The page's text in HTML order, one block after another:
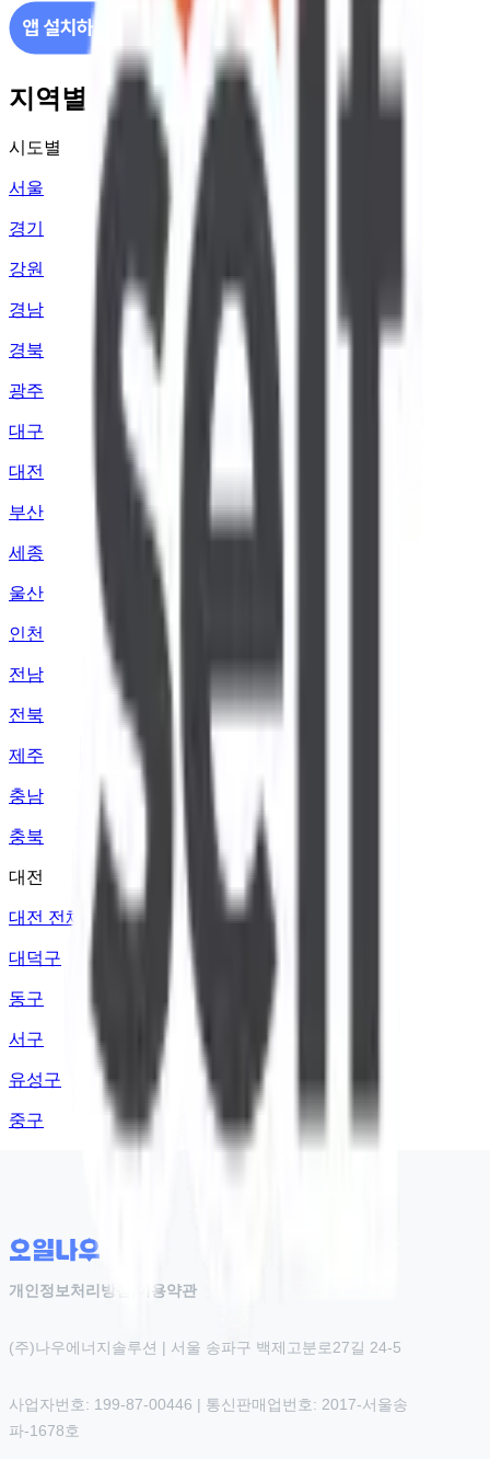
지역별 주유소 가격 정보
시도별
서울
경기
강원
경남
경북
광주
대구
대전
부산
세종
울산
인천
전남
전북
제주
충남
충북
대전
대전 전체
대덕구
동구
서구
유성구
중구
개인정보처리방침 이용약관
(주)나우에너지솔루션 | 서울 송파구 백제고분로27길 24-5
사업자번호: 199-87-00446 | 통신판매업번호: 2017-서울송
파-1678호